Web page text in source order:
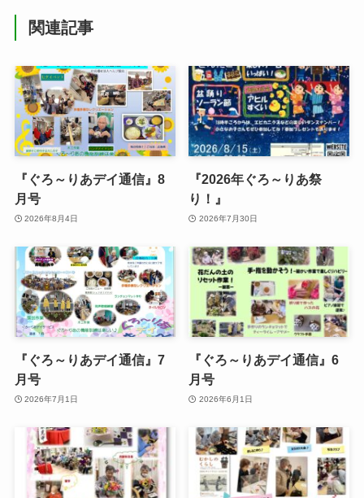
関連記事
『ぐろ～りあデイ通信』8
月号
2026年8月4日
『2026年ぐろ～りあ祭
り！』
2026年7月30日
『ぐろ～りあデイ通信』7
月号
2026年7月1日
『ぐろ～りあデイ通信』6
月号
2026年6月1日